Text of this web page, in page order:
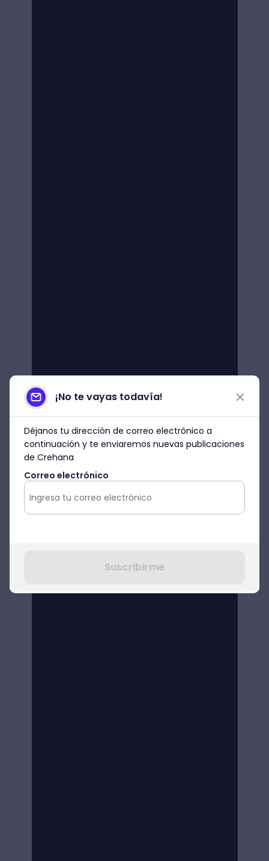
¡No te vayas todavía!
Déjanos tu dirección de correo electrónico a
continuación y te enviaremos nuevas publicaciones
de Crehana
Correo electrónico
Suscribirme